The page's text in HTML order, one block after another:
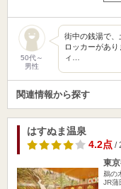
50代～
男性
街中の銭湯で、
ロッカーがあ
ィ…
関連情報から探す
はすぬま温泉
4.2点/
東
鵜の
JR蒲